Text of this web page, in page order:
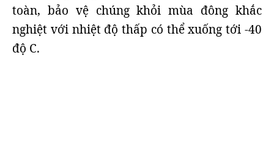
toàn, bảo vệ chúng khỏi mùa đông khắc
nghiệt với nhiệt độ thấp có thể xuống tới -40
độ C.